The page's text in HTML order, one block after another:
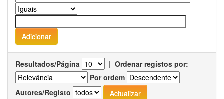
Resultados/Página | Ordenar registos por:
Por ordem
Autores/Registo